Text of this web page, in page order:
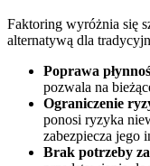
Faktoring wyróżnia się
alternatywą dla
Poprawa
pozwala na
Ograniczenie
ponosi ryzyka
zabezpiecza jego
Brak potrzeby